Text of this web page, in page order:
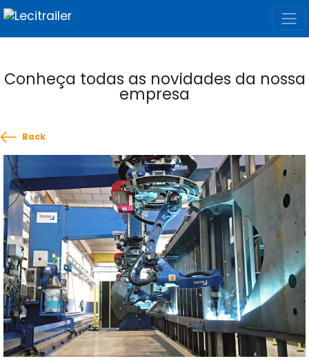
Conheça todas as novidades da nossa
empresa
Back